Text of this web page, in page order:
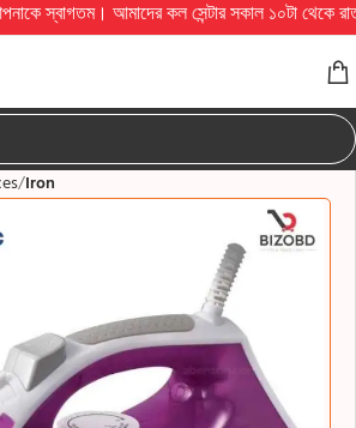
আমাদের কল সেন্টার সকাল ১০টা থেকে রাত ১০টা
Iron